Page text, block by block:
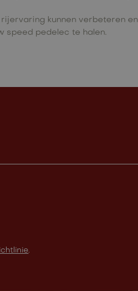
kunnen verbeteren
speed pedelec te halen.
.